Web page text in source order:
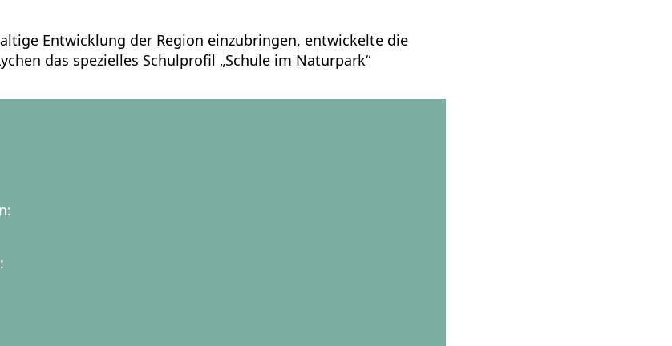
Entwicklung der Region einzubringen, entwickelte die
das spezielles Schulprofil „Schule im Naturpark“